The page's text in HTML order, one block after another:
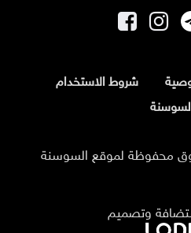
شروط الاستخدام
وتصميم